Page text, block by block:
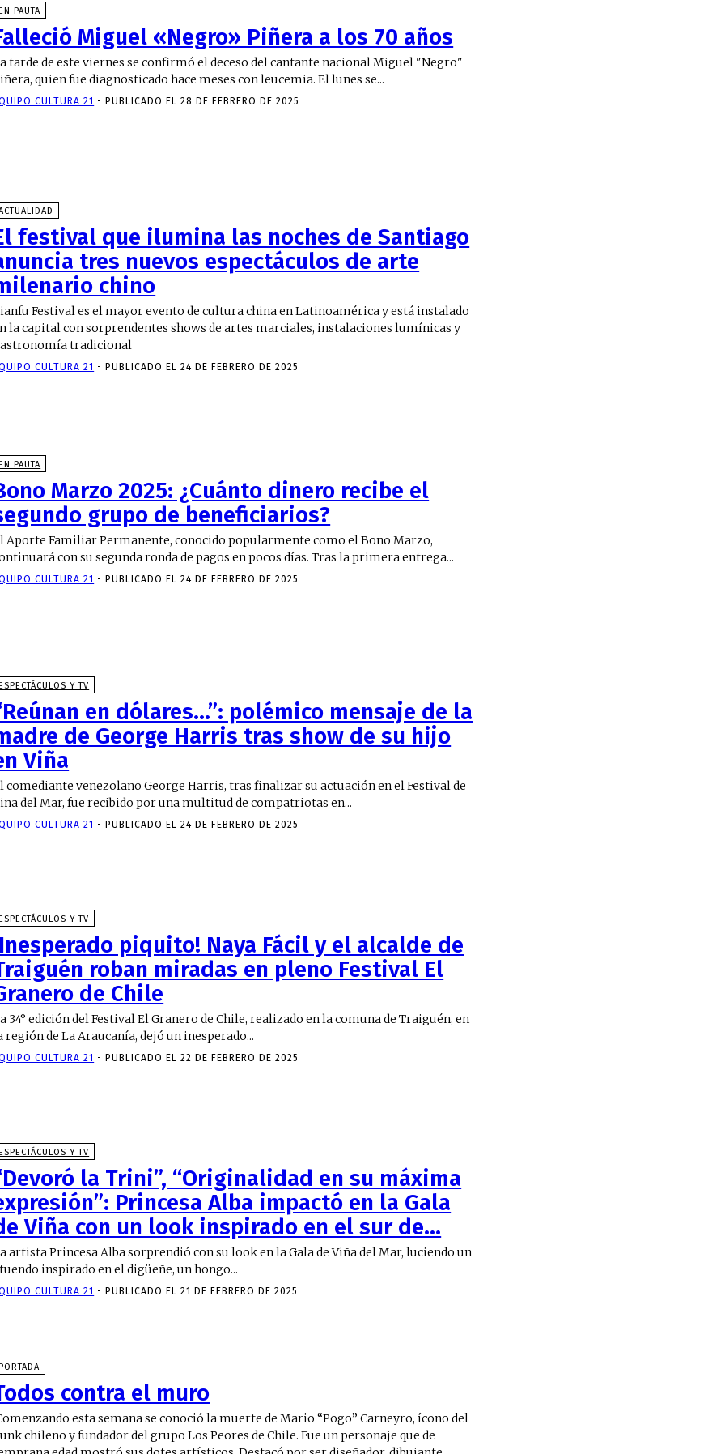
PAUTA
Miguel «Negro» Piñera a los 70 años
tarde de este viernes se confirmó el deceso del cantante nacional Miguel "Negro"
Piñera, quien fue diagnosticado hace meses con leucemia. El lunes se...
CULTURA 21 - PUBLICADO EL 28 DE FEBRERO DE 2025
festival que ilumina las noches de Santiago
tres nuevos espectáculos de arte
chino
Festival es el mayor evento de cultura china en Latinoamérica y está instalado
la capital con sorprendentes shows de artes marciales, instalaciones lumínicas y
tradicional
CULTURA 21 - PUBLICADO EL 24 DE FEBRERO DE 2025
EN PAUTA
Marzo 2025: ¿Cuánto dinero recibe el
grupo de beneficiarios?
Aporte Familiar Permanente, conocido popularmente como el Bono Marzo,
con su segunda ronda de pagos en pocos días. Tras la primera entrega...
CULTURA 21 - PUBLICADO EL 24 DE FEBRERO DE 2025
ESPECTÁCULOS Y TV
en dólares…”: polémico mensaje de la
de George Harris tras show de su hijo
Viña
comediante venezolano George Harris, tras finalizar su actuación en el Festival de
del Mar, fue recibido por una multitud de compatriotas en...
CULTURA 21 - PUBLICADO EL 24 DE FEBRERO DE 2025
Y TV
piquito! Naya Fácil y el alcalde de
roban miradas en pleno Festival El
de Chile
34° edición del Festival El Granero de Chile, realizado en la comuna de Traiguén, en
región de La Araucanía, dejó un inesperado...
CULTURA 21 - PUBLICADO EL 22 DE FEBRERO DE 2025
Y TV
la Trini”, “Originalidad en su máxima
Princesa Alba impactó en la Gala
Viña con un look inspirado en el sur de...
artista Princesa Alba sorprendió con su look en la Gala de Viña del Mar, luciendo un
inspirado en el digüeñe, un hongo...
CULTURA 21 - PUBLICADO EL 21 DE FEBRERO DE 2025
PORTADA
contra el muro
esta semana se conoció la muerte de Mario “Pogo” Carneyro, ícono del
chileno y fundador del grupo Los Peores de Chile. Fue un personaje que de